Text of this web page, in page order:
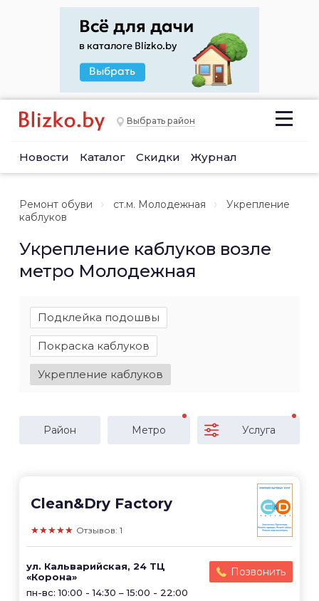
Выбрать район
Новости Каталог Скидки Журнал
Ремонт обуви ст.м. Молодежная
Укрепление
каблуков
Укрепление каблуков возле
метро Молодежная
Подклейка подошвы
Покраска каблуков
Укрепление каблуков
Район Метро Услуга
Clean&Dry Factory
★★★★★ Отзывов: 1
ул. Кальварийская, 24 ТЦ
«Корона»
пн-вс: 10:00 - 14:30 – 15:00 - 22:00
Позвонить